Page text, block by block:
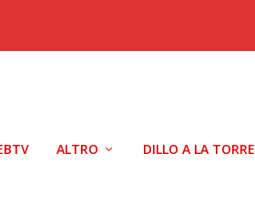
ALTRO DILLO A LA TORRE